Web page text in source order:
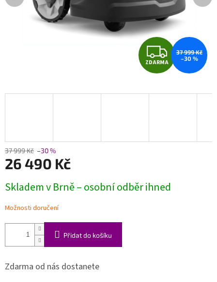
Z
D
A
ZDARMA
37 999 Kč
–30 %
37 999 Kč –30 %
26 490 Kč
cena:
Skladem v Brně – osobní odběr ihned
Možnosti doručení
Přidat do košíku
Zdarma od nás dostanete